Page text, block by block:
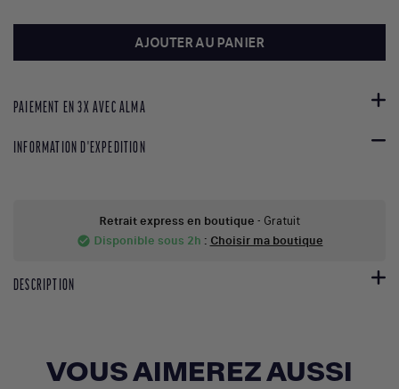
AJOUTER AU PANIER
PAIEMENT EN 3X AVEC ALMA
INFORMATION D'EXPEDITION
Retrait express en boutique - Gratuit
check_circle Disponible sous 2h : Choisir ma boutique
DESCRIPTION
VOUS AIMEREZ AUSSI